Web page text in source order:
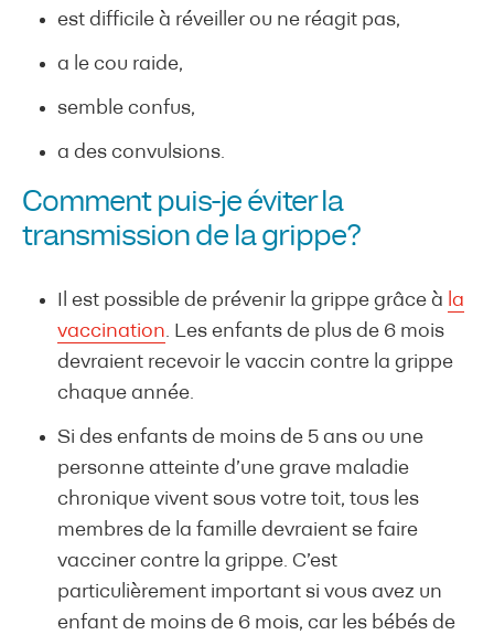
est difficile à réveiller ou ne réagit pas,
a le cou raide,
semble confus,
a des convulsions.
Comment puis-je éviter la
transmission de la grippe?
Il est possible de prévenir la grippe grâce à la
vaccination. Les enfants de plus de 6 mois
devraient recevoir le vaccin contre la grippe
chaque année.
Si des enfants de moins de 5 ans ou une
personne atteinte d’une grave maladie
chronique vivent sous votre toit, tous les
membres de la famille devraient se faire
vacciner contre la grippe. C’est
particulièrement important si vous avez un
enfant de moins de 6 mois, car les bébés de